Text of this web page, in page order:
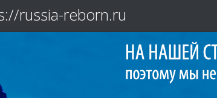
russia-reborn.ru